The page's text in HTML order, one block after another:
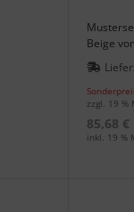
Beige
zzgl. 19 %
85,68 €
inkl. 19 %